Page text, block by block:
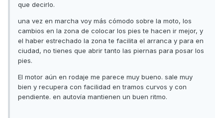
que decirlo.
una vez en marcha voy más cómodo sobre la moto, los
cambios en la zona de colocar los pies te hacen ir mejor, y
el haber estrechado la zona te facilita el arranca y para en
ciudad, no tienes que abrir tanto las piernas para posar los
pies.
El motor aún en rodaje me parece muy bueno. sale muy
bien y recupera con facilidad en tramos curvos y con
pendiente. en autovía mantienen un buen ritmo.